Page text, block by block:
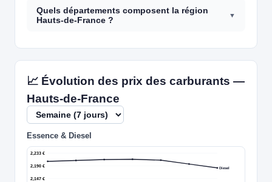
Quels départements composent la région
Hauts-de-France ?
📈 Évolution des prix des carburants —
Hauts-de-France
Essence & Diesel
2,147 €
2,190 €
2,233 €
Diesel